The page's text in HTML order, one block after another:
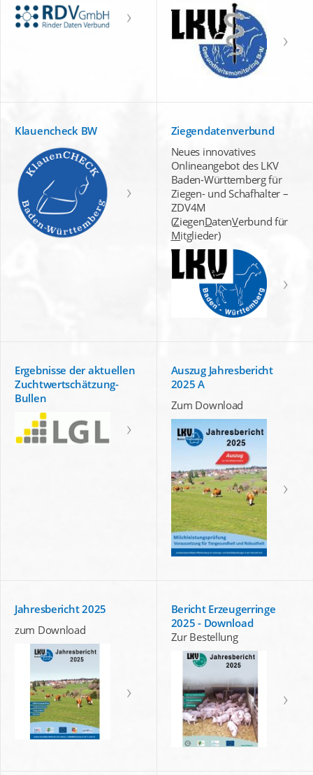
Klauencheck BW
Ziegendatenverbund
Neues innovatives
Onlineangebot des LKV
Baden-Württemberg für
Ziegen- und Schafhalter –
ZDV4M
(ZiegenDatenVerbund für
Mitglieder)
Ergebnisse der aktuellen
Zuchtwertschätzung-
Bullen
Auszug Jahresbericht
2025 A
Zum Download
Jahresbericht 2025
zum Download
Bericht Erzeugerringe
2025 - Download
Zur Bestellung